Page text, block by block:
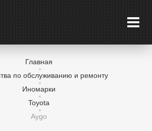
Главная
по обслуживанию и ремонту
Иномарки
Toyota
Aygo